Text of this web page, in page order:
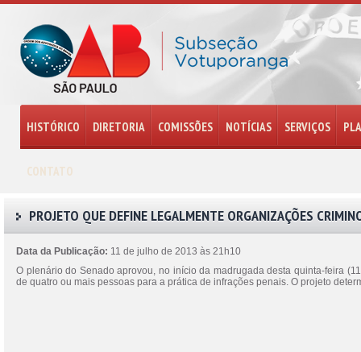
HISTÓRICO DIRETORIA COMISSÕES NOTÍCIAS SERVIÇOS
CONTATO
PROJETO QUE DEFINE LEGALMENTE ORGANIZAÇÕES
Data da Publicação: 11 de julho de 2013 às 21h10
O plenário do Senado aprovou, no início da madrugada desta quinta-feira
de quatro ou mais pessoas para a prática de infrações penais. O projeto